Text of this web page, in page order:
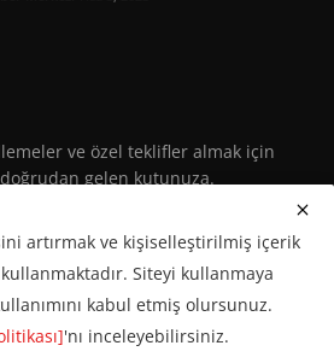
ve özel teklifler almak için
gelen kutunuza.
Abone Ol
artırmak ve kişiselleştirilmiş içerik
Siteyi kullanmaya
kabul etmiş olursunuz.
'nı inceleyebilirsiniz.